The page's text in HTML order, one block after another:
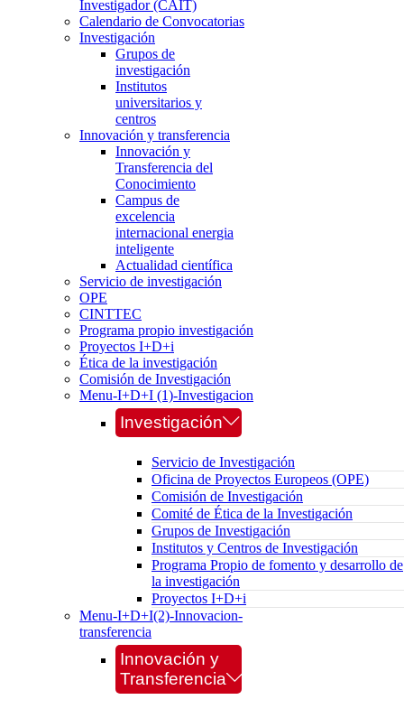
Investigador (CAIT)
Calendario de Convocatorias
Investigación
Grupos de
investigación
Institutos
universitarios y
centros
Innovación y transferencia
Innovación y
Transferencia del
Conocimiento
Campus de
excelencia
internacional energia
inteligente
Actualidad científica
Servicio de investigación
OPE
CINTTEC
Programa propio investigación
Proyectos I+D+i
Ética de la investigación
Comisión de Investigación
Menu-I+D+I (1)-Investigacion
Investigación
Servicio de Investigación
Oficina de Proyectos Europeos (OPE)
Comisión de Investigación
Comité de Ética de la Investigación
Grupos de Investigación
Institutos y Centros de Investigación
Programa Propio de fomento y desarrollo de
la investigación
Proyectos I+D+i
Menu-I+D+I(2)-Innovacion-
transferencia
Innovación y
Transferencia